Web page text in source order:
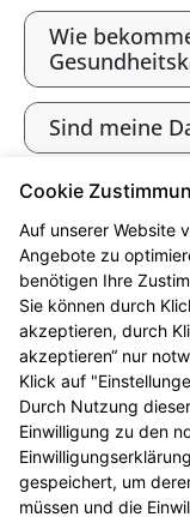
Wie
Sind meine
Bin ich als
verpflichtet,
Wie
out“)?
Werden
Kann ich die
Daten zu
Cookie
Auf unserer Website
Angebote zu
benötigen Ihre
Sie können durch
akzeptieren, durch
akzeptieren“ nur
Klick auf
Durch Nutzung
Einwilligung zu den
gespeichert, um
müssen und die